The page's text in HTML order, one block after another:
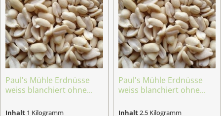
Paul's Mühle Erdnüsse
weiss blanchiert ohne...
Inhalt 1 Kilogramm
Paul's Mühle Erdnüsse
weiss blanchiert ohne...
Inhalt2.5 Kilogramm